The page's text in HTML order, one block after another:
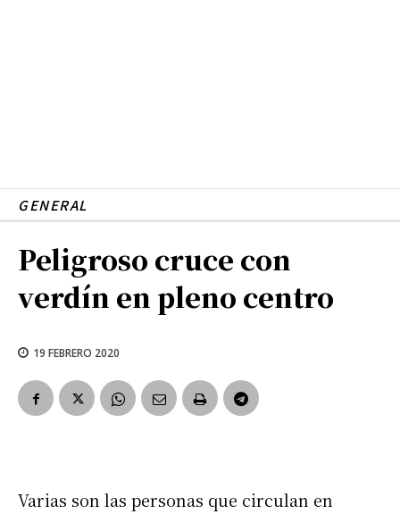
GENERAL
Peligroso cruce con
verdín en pleno centro
19 FEBRERO 2020
Varias son las personas que circulan en